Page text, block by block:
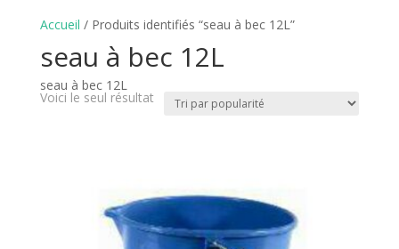
Accueil / Produits identifiés “seau à bec 12L”
seau à bec 12L
seau à bec 12L
Voici le seul résultat